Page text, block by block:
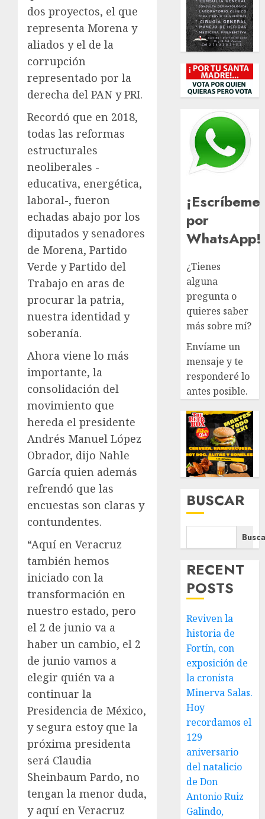
dos proyectos, el que
representa Morena y
aliados y el de la
corrupción
representado por la
derecha del PAN y PRI.
Recordó que en 2018,
todas las reformas
estructurales
neoliberales -
educativa, energética,
laboral-, fueron
echadas abajo por los
diputados y senadores
de Morena, Partido
Verde y Partido del
Trabajo en aras de
procurar la patria,
nuestra identidad y
soberanía.
Ahora viene lo más
importante, la
consolidación del
movimiento que
hereda el presidente
Andrés Manuel López
Obrador, dijo Nahle
García quien además
refrendó que las
encuestas son claras y
contundentes.
“Aquí en Veracruz
también hemos
iniciado con la
transformación en
nuestro estado, pero
el 2 de junio va a
haber un cambio, el 2
de junio vamos a
elegir quién va a
continuar la
Presidencia de México,
y segura estoy que la
próxima presidenta
será Claudia
Sheinbaum Pardo, no
tengan la menor duda,
y aquí en Veracruz
¡Escríbeme
por
WhatsApp!
¿Tienes
alguna
pregunta o
quieres saber
más sobre mí?
Envíame un
mensaje y te
responderé lo
antes posible.
BUSCAR
RECENT
POSTS
Reviven la
historia de
Fortín, con
exposición de
la cronista
Minerva Salas.
Hoy
recordamos el
129
aniversario
del natalicio
de Don
Antonio Ruiz
Galindo,